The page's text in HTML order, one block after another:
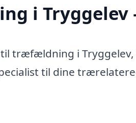
i Tryggelev
træfældning i
til dine